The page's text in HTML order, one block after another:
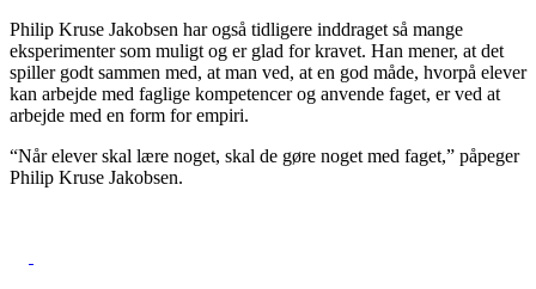
Philip Kruse Jakobsen har også tidligere inddraget så mange
eksperimenter som muligt og er glad for kravet. Han mener, at det
spiller godt sammen med, at man ved, at en god måde, hvorpå elever
kan arbejde med faglige kompetencer og anvende faget, er ved at
arbejde med en form for empiri.
“Når elever skal lære noget, skal de gøre noget med faget,” påpeger
Philip Kruse Jakobsen.